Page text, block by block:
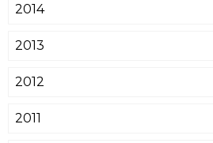
2014
2013
2012
2011